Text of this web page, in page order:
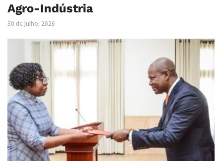
Agro-Indústria
30 de Julho, 2026